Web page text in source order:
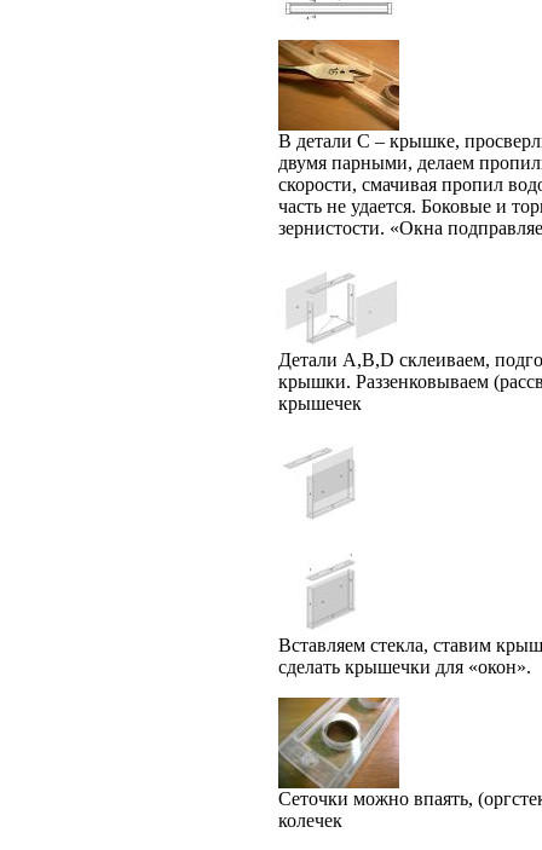
В детали C – крышке,
двумя парными, делаем
скорости, смачивая пропил
часть не удается. Боковые и
зернистости. «Окна
Детали A,B,D склеиваем,
крышки. Раззенковываем
крышечек
Вставляем стекла, ставим
сделать крышечки для «окон».
Сеточки можно впаять,
колечек